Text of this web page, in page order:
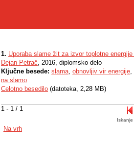
1 - 1 / 1
1. Uporaba slame žit za izvor toplotne
Dejan Petrač, 2016, diplomsko delo
Ključne besede: slama, obnovljiv vir energije,
na slamo
Celotno besedilo (datoteka, 2,28 MB)
Na vrh